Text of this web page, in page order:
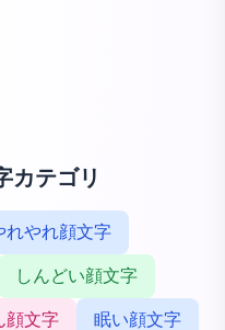
カテゴリ
れやれ顔文字
しんどい顔文字
顔文字 眠い顔文字